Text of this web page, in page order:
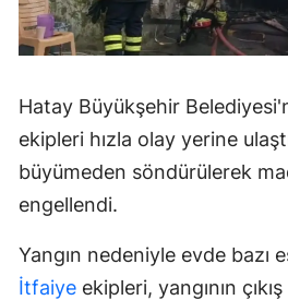
Hatay Büyükşehir
ekipleri hızla olay yerine
büyümeden söndürülerek
engellendi.
Yangın nedeniyle evde bazı
İtfaiye ekipleri, yangının